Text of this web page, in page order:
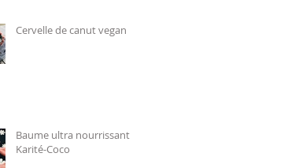
Cervelle de canut vegan
Baume ultra nourrissant
Karité-Coco